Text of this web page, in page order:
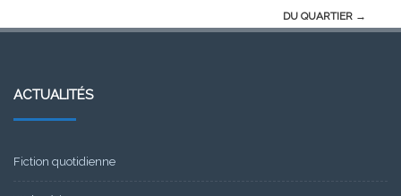
DU QUARTIER →
ACTUALITÉS
Fiction quotidienne